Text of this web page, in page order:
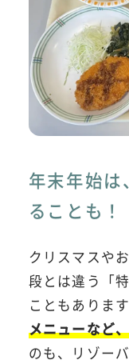
年末年始は
ることも！
クリスマスや
段とは違う「
こともありま
メニューなど
のも、リゾー